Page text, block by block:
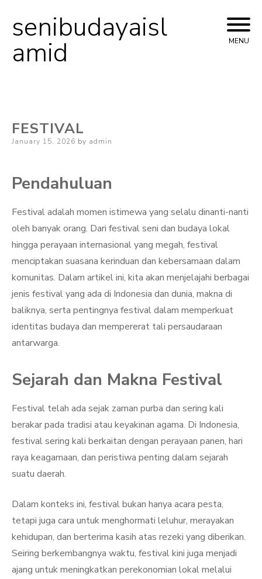
Skip
to
senibudayaisl
amid MENU
FESTIVAL
Posted
January 15, 2026 by admin
Pendahuluan
Festival adalah momen istimewa yang selalu dinanti-nanti
oleh banyak orang. Dari festival seni dan budaya lokal
hingga perayaan internasional yang megah, festival
menciptakan suasana kerinduan dan kebersamaan dalam
komunitas. Dalam artikel ini, kita akan menjelajahi berbagai
jenis festival yang ada di Indonesia dan dunia, makna di
baliknya, serta pentingnya festival dalam memperkuat
identitas budaya dan mempererat tali persaudaraan
antarwarga.
Sejarah dan Makna Festival
Festival telah ada sejak zaman purba dan sering kali
berakar pada tradisi atau keyakinan agama. Di Indonesia,
festival sering kali berkaitan dengan perayaan panen, hari
raya keagamaan, dan peristiwa penting dalam sejarah
suatu daerah.
Dalam konteks ini, festival bukan hanya acara pesta,
tetapi juga cara untuk menghormati leluhur, merayakan
kehidupan, dan berterima kasih atas rezeki yang diberikan.
Seiring berkembangnya waktu, festival kini juga menjadi
ajang untuk meningkatkan perekonomian lokal melalui